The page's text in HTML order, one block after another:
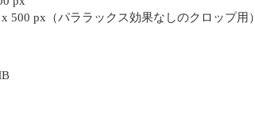
500 px（パララックス効果なしのクロップ用）